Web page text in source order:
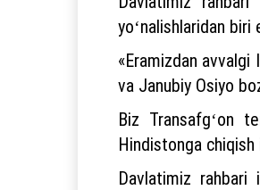
yoʻnalishlaridan
«Eramizdan avvalgi
va Janubiy Osiyo
Biz Transafgʻon
Hindistonga
Davlatimiz rahbari